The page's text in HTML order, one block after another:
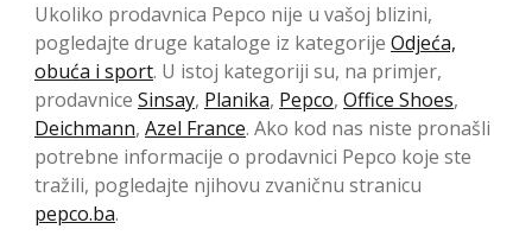
Ukoliko prodavnica Pepco nije u vašoj blizini,
pogledajte druge kataloge iz kategorije Odjeća,
obuća i sport. U istoj kategoriji su, na primjer,
prodavnice Sinsay, Planika, Pepco, Office Shoes,
Deichmann, Azel France. Ako kod nas niste pronašli
potrebne informacije o prodavnici Pepco koje ste
tražili, pogledajte njihovu zvaničnu stranicu
pepco.ba.